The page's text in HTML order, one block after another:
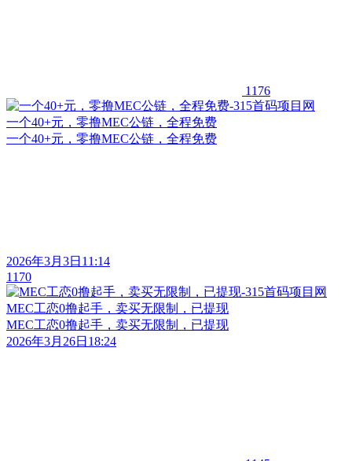
1176
一个40+元，零撸MEC公链，全程免费
一个40+元，零撸MEC公链，全程免费
2026年3月3日11:14
1170
MEC工恋0撸起手，卖买无限制，已提现
MEC工恋0撸起手，卖买无限制，已提现
2026年3月26日18:24